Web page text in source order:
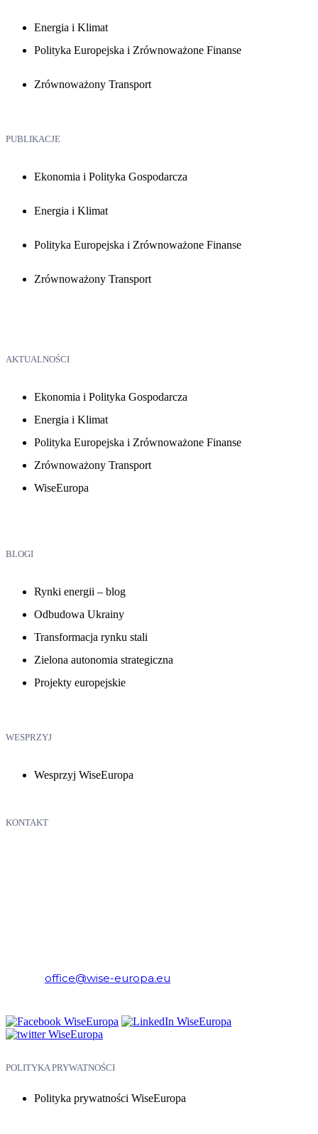
Energia i Klimat
Polityka Europejska i Zrównoważone Finanse
Zrównoważony Transport
PUBLIKACJE
Ekonomia i Polityka Gospodarcza
Energia i Klimat
Polityka Europejska i Zrównoważone Finanse
Zrównoważony Transport
AKTUALNOŚCI
Ekonomia i Polityka Gospodarcza
Energia i Klimat
Polityka Europejska i Zrównoważone Finanse
Zrównoważony Transport
WiseEuropa
BLOGI
Rynki energii – blog
Odbudowa Ukrainy
Transformacja rynku stali
Zielona autonomia strategiczna
Projekty europejskie
WESPRZYJ
Wesprzyj WiseEuropa
KONTAKT
office@wise-europa.eu
POLITYKA PRYWATNOŚCI
Polityka prywatności WiseEuropa